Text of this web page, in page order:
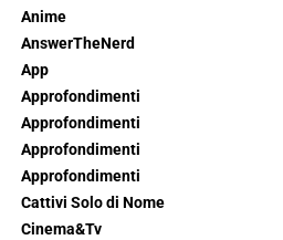
Anime
AnswerTheNerd
App
Approfondimenti
Approfondimenti
Approfondimenti
Approfondimenti
Cattivi Solo di Nome
Cinema&Tv